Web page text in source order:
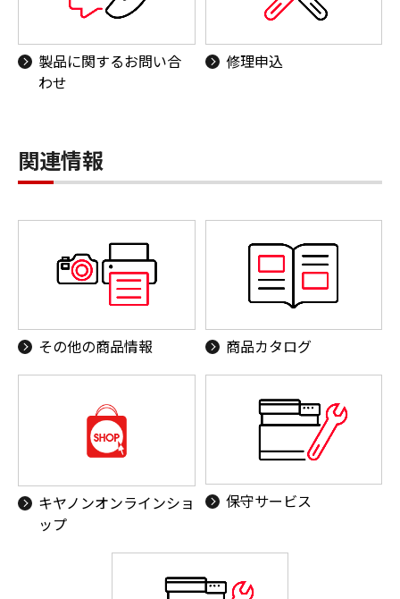
製品に関するお問い合
わせ
修理申込
関連情報
その他の商品情報 商品カタログ
キヤノンオンラインショ
ップ
保守サービス